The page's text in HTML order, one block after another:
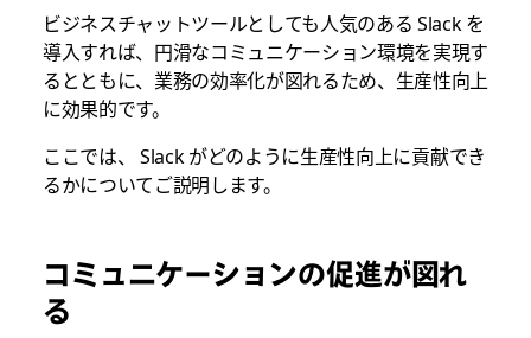
ビジネスチャットツールとしても人気のある Slack を
導入すれば、円滑なコミュニケーション環境を実現す
るとともに、業務の効率化が図れるため、生産性向上
に効果的です。
ここでは、 Slack がどのように生産性向上に貢献でき
るかについてご説明します。
コミュニケーションの促進が図れ
る